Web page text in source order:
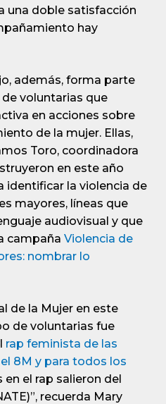
una doble satisfacción
hay
además, forma parte
de voluntarias que
en acciones sobre
de la mujer. Ellas,
Toro, coordinadora
en este año
identificar la violencia de
mayores, líneas que
audiovisual y que
campaña Violencia de
nombrar lo
de la Mujer en este
de voluntarias fue
rap feminista de las
8M y para todos los
en el rap salieron del
recuerda Mary